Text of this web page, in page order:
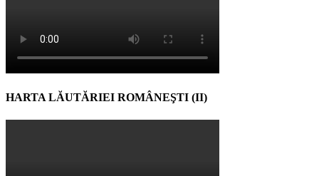
HARTA LĂUTĂRIEI ROMÂNEŞTI (II)